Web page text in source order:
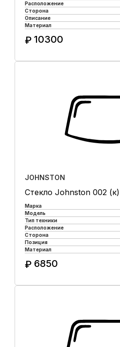
Расположение
Сторона
Описание
Материал
₽ 10300
JOHNSTON
Стекло Johnston 002 (к)
Марка
Модель
Тип техники
Расположение
Сторона
Позиция
Материал
₽ 6850